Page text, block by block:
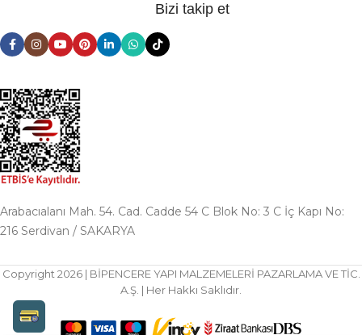
Bizi takip et
Arabacıalanı Mah. 54. Cad. Cadde 54 C Blok No: 3 C İç Kapı No:
216 Serdivan / SAKARYA
Copyright 2026 | BİPENCERE YAPI MALZEMELERİ PAZARLAMA VE TİC.
A.Ş. | Her Hakkı Saklıdır.